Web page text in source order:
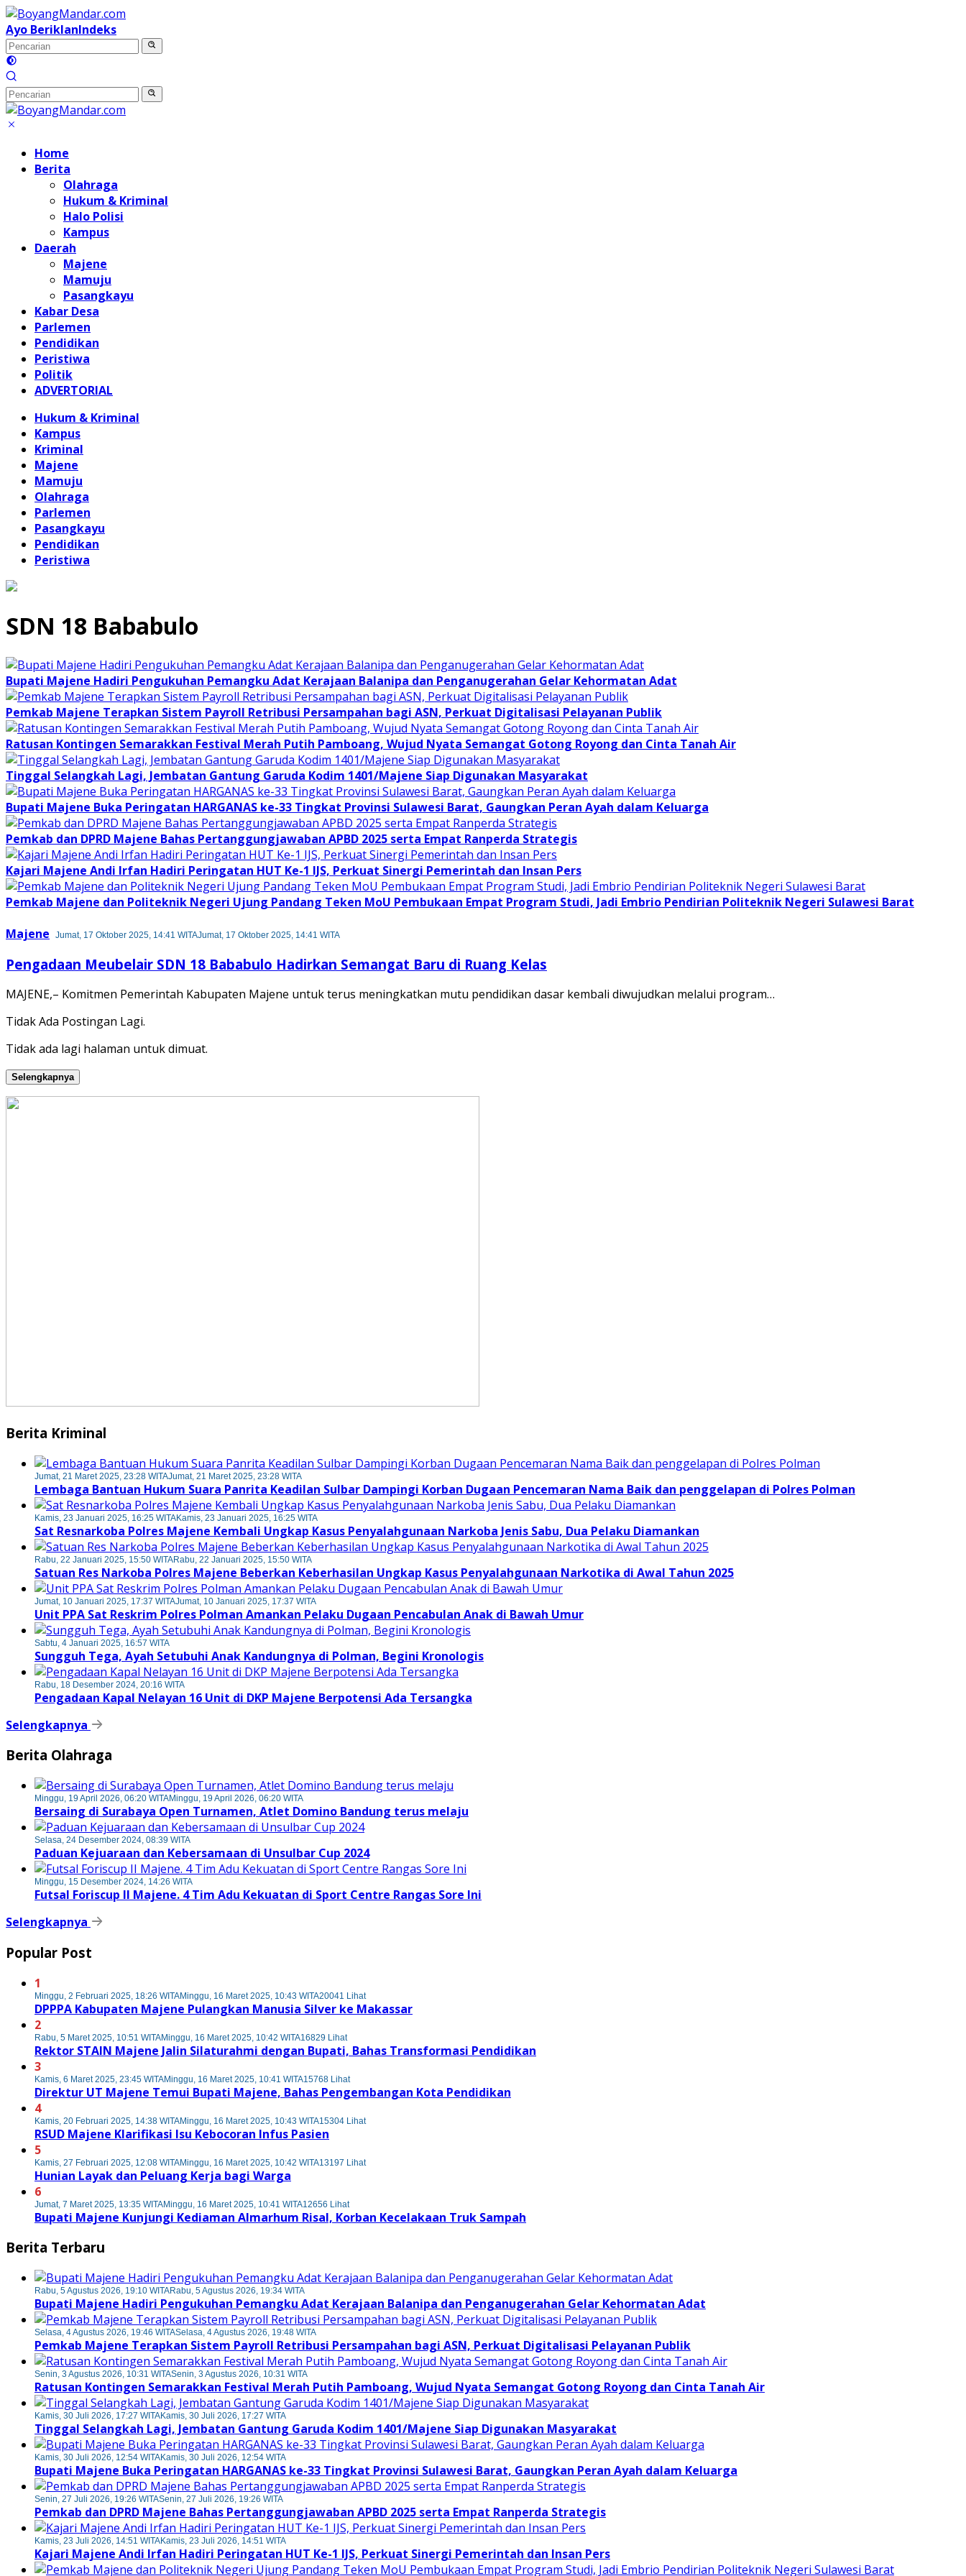
Langsung
ke
konten
Ayo BeriklanIndeks
Home
Berita
Olahraga
Hukum & Kriminal
Halo Polisi
Kampus
Daerah
Majene
Mamuju
Pasangkayu
Kabar Desa
Parlemen
Pendidikan
Peristiwa
Politik
ADVERTORIAL
Hukum & Kriminal
Kampus
Kriminal
Majene
Mamuju
Olahraga
Parlemen
Pasangkayu
Pendidikan
Peristiwa
SDN 18 Bababulo
Bupati Majene Hadiri Pengukuhan Pemangku Adat Kerajaan Balanipa dan Penganugerahan Gelar Kehormatan Adat
Pemkab Majene Terapkan Sistem Payroll Retribusi Persampahan bagi ASN, Perkuat Digitalisasi Pelayanan Publik
Ratusan Kontingen Semarakkan Festival Merah Putih Pamboang, Wujud Nyata Semangat Gotong Royong dan Cinta Tanah Air
Tinggal Selangkah Lagi, Jembatan Gantung Garuda Kodim 1401/Majene Siap Digunakan Masyarakat
Bupati Majene Buka Peringatan HARGANAS ke-33 Tingkat Provinsi Sulawesi Barat, Gaungkan Peran Ayah dalam Keluarga
Pemkab dan DPRD Majene Bahas Pertanggungjawaban APBD 2025 serta Empat Ranperda Strategis
Kajari Majene Andi Irfan Hadiri Peringatan HUT Ke-1 IJS, Perkuat Sinergi Pemerintah dan Insan Pers
Pemkab Majene dan Politeknik Negeri Ujung Pandang Teken MoU Pembukaan Empat Program Studi, Jadi Embrio Pendirian Politeknik Negeri Sulawesi Barat
Majene
Jumat, 17 Oktober 2025, 14:41 WITAJumat, 17 Oktober 2025, 14:41 WITA
Pengadaan Meubelair SDN 18 Bababulo Hadirkan Semangat Baru di Ruang Kelas
MAJENE,– Komitmen Pemerintah Kabupaten Majene untuk terus meningkatkan mutu pendidikan dasar kembali diwujudkan melalui program…
Tidak Ada Postingan Lagi.
Tidak ada lagi halaman untuk dimuat.
Selengkapnya
Berita Kriminal
Jumat, 21 Maret 2025, 23:28 WITAJumat, 21 Maret 2025, 23:28 WITA
Lembaga Bantuan Hukum Suara Panrita Keadilan Sulbar Dampingi Korban Dugaan Pencemaran Nama Baik dan penggelapan di Polres Polman
Kamis, 23 Januari 2025, 16:25 WITAKamis, 23 Januari 2025, 16:25 WITA
Sat Resnarkoba Polres Majene Kembali Ungkap Kasus Penyalahgunaan Narkoba Jenis Sabu, Dua Pelaku Diamankan
Rabu, 22 Januari 2025, 15:50 WITARabu, 22 Januari 2025, 15:50 WITA
Satuan Res Narkoba Polres Majene Beberkan Keberhasilan Ungkap Kasus Penyalahgunaan Narkotika di Awal Tahun 2025
Jumat, 10 Januari 2025, 17:37 WITAJumat, 10 Januari 2025, 17:37 WITA
Unit PPA Sat Reskrim Polres Polman Amankan Pelaku Dugaan Pencabulan Anak di Bawah Umur
Sabtu, 4 Januari 2025, 16:57 WITA
Sungguh Tega, Ayah Setubuhi Anak Kandungnya di Polman, Begini Kronologis
Rabu, 18 Desember 2024, 20:16 WITA
Pengadaan Kapal Nelayan 16 Unit di DKP Majene Berpotensi Ada Tersangka
Selengkapnya
Berita Olahraga
Minggu, 19 April 2026, 06:20 WITAMinggu, 19 April 2026, 06:20 WITA
Bersaing di Surabaya Open Turnamen, Atlet Domino Bandung terus melaju
Selasa, 24 Desember 2024, 08:39 WITA
Paduan Kejuaraan dan Kebersamaan di Unsulbar Cup 2024
Minggu, 15 Desember 2024, 14:26 WITA
Futsal Foriscup II Majene. 4 Tim Adu Kekuatan di Sport Centre Rangas Sore Ini
Selengkapnya
Popular Post
1
Minggu, 2 Februari 2025, 18:26 WITAMinggu, 16 Maret 2025, 10:43 WITA20041 Lihat
DPPPA Kabupaten Majene Pulangkan Manusia Silver ke Makassar
2
Rabu, 5 Maret 2025, 10:51 WITAMinggu, 16 Maret 2025, 10:42 WITA16829 Lihat
Rektor STAIN Majene Jalin Silaturahmi dengan Bupati, Bahas Transformasi Pendidikan
3
Kamis, 6 Maret 2025, 23:45 WITAMinggu, 16 Maret 2025, 10:41 WITA15768 Lihat
Direktur UT Majene Temui Bupati Majene, Bahas Pengembangan Kota Pendidikan
4
Kamis, 20 Februari 2025, 14:38 WITAMinggu, 16 Maret 2025, 10:43 WITA15304 Lihat
RSUD Majene Klarifikasi Isu Kebocoran Infus Pasien
5
Kamis, 27 Februari 2025, 12:08 WITAMinggu, 16 Maret 2025, 10:42 WITA13197 Lihat
Hunian Layak dan Peluang Kerja bagi Warga
6
Jumat, 7 Maret 2025, 13:35 WITAMinggu, 16 Maret 2025, 10:41 WITA12656 Lihat
Bupati Majene Kunjungi Kediaman Almarhum Risal, Korban Kecelakaan Truk Sampah
Berita Terbaru
Rabu, 5 Agustus 2026, 19:10 WITARabu, 5 Agustus 2026, 19:34 WITA
Bupati Majene Hadiri Pengukuhan Pemangku Adat Kerajaan Balanipa dan Penganugerahan Gelar Kehormatan Adat
Selasa, 4 Agustus 2026, 19:46 WITASelasa, 4 Agustus 2026, 19:48 WITA
Pemkab Majene Terapkan Sistem Payroll Retribusi Persampahan bagi ASN, Perkuat Digitalisasi Pelayanan Publik
Senin, 3 Agustus 2026, 10:31 WITASenin, 3 Agustus 2026, 10:31 WITA
Ratusan Kontingen Semarakkan Festival Merah Putih Pamboang, Wujud Nyata Semangat Gotong Royong dan Cinta Tanah Air
Kamis, 30 Juli 2026, 17:27 WITAKamis, 30 Juli 2026, 17:27 WITA
Tinggal Selangkah Lagi, Jembatan Gantung Garuda Kodim 1401/Majene Siap Digunakan Masyarakat
Kamis, 30 Juli 2026, 12:54 WITAKamis, 30 Juli 2026, 12:54 WITA
Bupati Majene Buka Peringatan HARGANAS ke-33 Tingkat Provinsi Sulawesi Barat, Gaungkan Peran Ayah dalam Keluarga
Senin, 27 Juli 2026, 19:26 WITASenin, 27 Juli 2026, 19:26 WITA
Pemkab dan DPRD Majene Bahas Pertanggungjawaban APBD 2025 serta Empat Ranperda Strategis
Kamis, 23 Juli 2026, 14:51 WITAKamis, 23 Juli 2026, 14:51 WITA
Kajari Majene Andi Irfan Hadiri Peringatan HUT Ke-1 IJS, Perkuat Sinergi Pemerintah dan Insan Pers